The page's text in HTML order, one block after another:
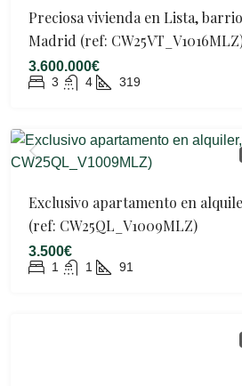
Preciosa vivienda en Lista,
Madrid (ref:
3.600.000€
3 4 319
Exclusivo apartamento en
(ref: CW25QL_V1009MLZ)
3.500€
1 1 91